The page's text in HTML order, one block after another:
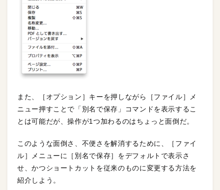
また、［オプション］キーを押しながら［ファイル］メ
ニュー押すことで「別名で保存」コマンドを表示するこ
とは可能だが、操作が1つ加わるのはちょっと面倒だ。
このような面倒さ、不便さを解消するために、［ファイ
ル］メニューに［別名で保存］をデフォルトで表示さ
せ、かつショートカットを従来のものに変更する方法を
紹介しよう。